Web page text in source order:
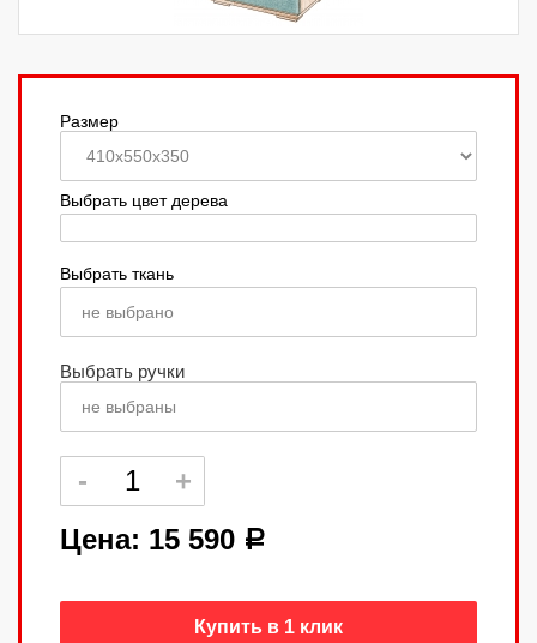
Размер
Выбрать цвет дерева
Выбрать ткань
не выбрано
Выбрать ручки
не выбраны
Цена: 15 590 a
Купить в 1 клик